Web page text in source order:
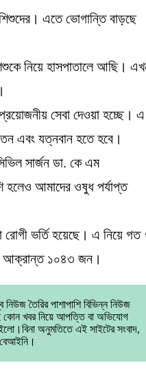
শিশুদের। এতে ভোগান্তি বাড়ছে
নিয়ে হাসপাতালে আছি।
সেবা দেওয়া হচ্ছে। এ
এবং যত্নবান হতে হবে।
সার্জন ডা. কে এম
হলেও আমাদের ওষুধ পর্যাপ্ত
ভর্তি হয়েছে। এ নিয়ে গত
আক্রান্ত ১০৪৩ জন।
তৈরির পাশাপাশি বিভিন্ন নিউজ
কোন খবর নিয়ে আপত্তি বা অভিযোগ
অনুমতিতে এই সাইটের সংবাদ,